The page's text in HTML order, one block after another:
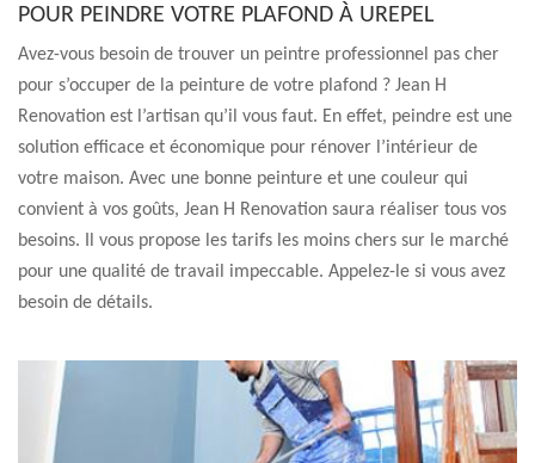
POUR PEINDRE VOTRE PLAFOND À UREPEL
Avez-vous besoin de trouver un peintre professionnel pas cher
pour s’occuper de la peinture de votre plafond ? Jean H
Renovation est l’artisan qu’il vous faut. En effet, peindre est une
solution efficace et économique pour rénover l’intérieur de
votre maison. Avec une bonne peinture et une couleur qui
convient à vos goûts, Jean H Renovation saura réaliser tous vos
besoins. Il vous propose les tarifs les moins chers sur le marché
pour une qualité de travail impeccable. Appelez-le si vous avez
besoin de détails.